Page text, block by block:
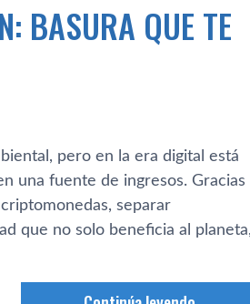
BASURA QUE TE
pero en la era digital está
una fuente de ingresos. Gracias
separar
que no solo beneficia al planeta,